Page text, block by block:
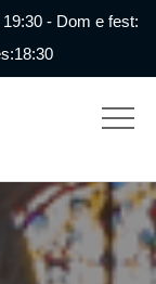
- Dom e fest: